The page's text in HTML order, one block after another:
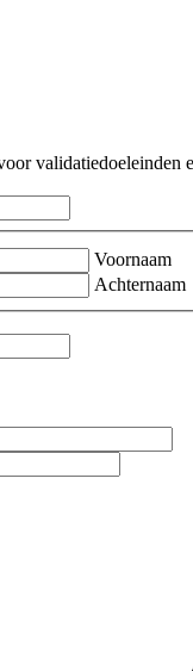
validatiedoeleinden
Voornaam
Achternaam